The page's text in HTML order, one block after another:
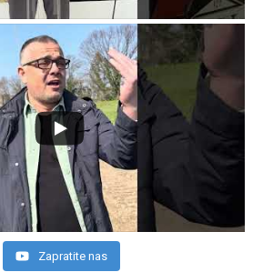
Zapratite nas